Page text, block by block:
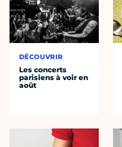
DÉCOUVRIR
Les concerts
parisiens à voir en
août